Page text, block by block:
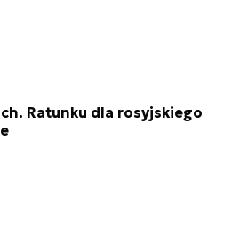
Ratunku dla rosyjskiego